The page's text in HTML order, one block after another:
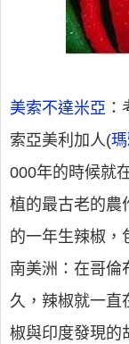
美索不達米亞
索亞美利加人(
000年的時候就
植的最古老的農
的一年生辣椒，
南美洲：在哥倫
久，辣椒就一直
椒與印度發現的